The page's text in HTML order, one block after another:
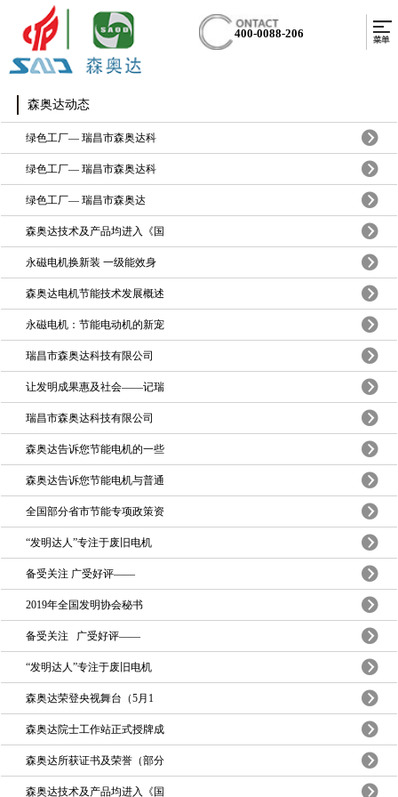
400-0088-206
森奥达动态
绿色工厂— 瑞昌市森奥达科
绿色工厂— 瑞昌市森奥达科
绿色工厂— ​瑞昌市森奥达
森奥达技术及产品均进入《国
永磁电机换新装 一级能效身
森奥达电机节能技术发展概述
永磁电机：节能电动机的新宠
瑞昌市森奥达科技有限公司
让发明成果惠及社会——记瑞
瑞昌市森奥达科技有限公司
森奥达告诉您节能电机的一些
森奥达告诉您节能电机与普通
全国部分省市节能专项政策资
“发明达人”专注于废旧电机
备受关注 广受好评——
2019年全国发明协会秘书
备受关注 广受好评——
“发明达人”专注于废旧电机
森奥达荣登央视舞台（5月1
森奥达院士工作站正式授牌成
森奥达所获证书及荣誉（部分
森奥达技术及产品均进入《国